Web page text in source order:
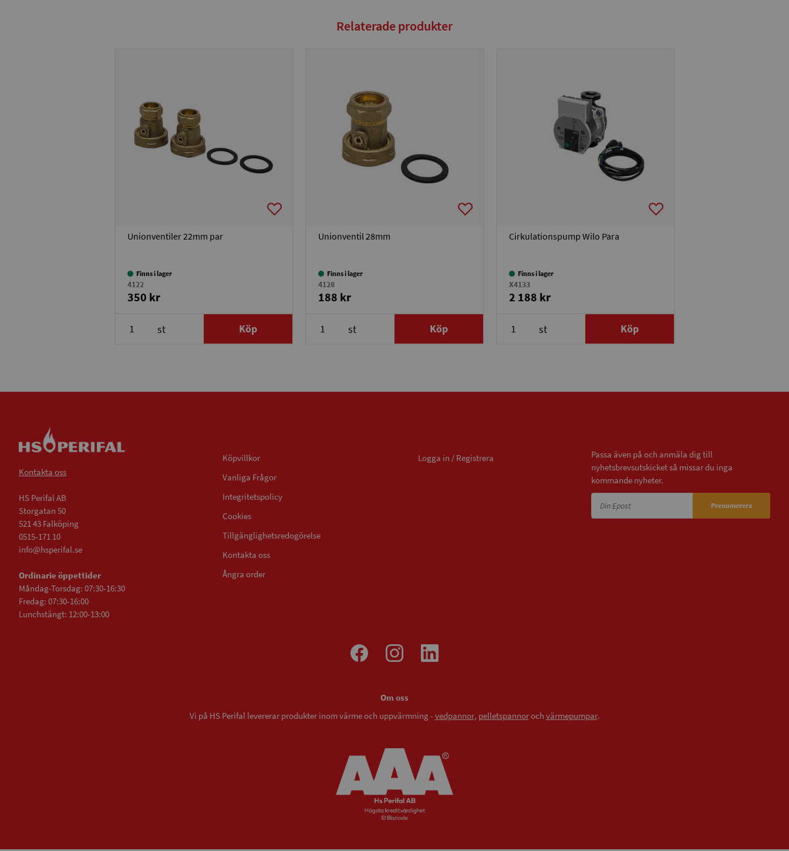
Relaterade produkter
Unionventiler 22mm par
Finns i lager
4122
350 kr
st Köp
Unionventil 28mm
Finns i lager
4128
188 kr
st Köp
Cirkulationspump Wilo Para
Finns i lager
X4133
2 188 kr
st Köp
Kontakta oss
HS Perifal AB
Storgatan 50
521 43 Falköping
0515-171 10
info@hsperifal.se
Ordinarie öppettider
Måndag-Torsdag: 07:30-16:30
Fredag: 07:30-16:00
Lunchstängt: 12:00-13:00
Köpvillkor
Vanliga Frågor
Integritetspolicy
Cookies
Tillgänglighetsredogörelse
Kontakta oss
Ångra order
Logga in / Registrera
Passa även på och anmäla dig till
nyhetsbrevsutskicket så missar du inga
kommande nyheter.
Prenumerera
Om oss
Vi på HS Perifal levererar produkter inom värme och uppvärmning - vedpannor, pelletspannoroch värmepumpar.